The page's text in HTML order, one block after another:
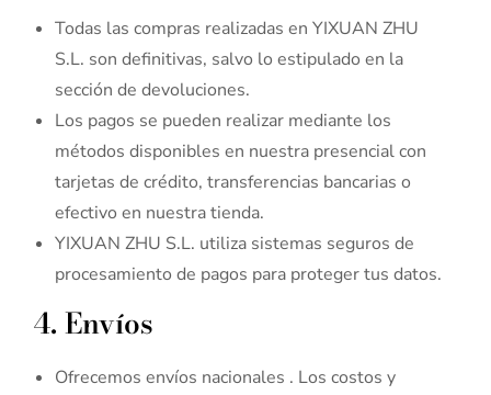
Todas las compras realizadas en YIXUAN ZHU
S.L. son definitivas, salvo lo estipulado en la
sección de devoluciones.
Los pagos se pueden realizar mediante los
métodos disponibles en nuestra presencial con
tarjetas de crédito, transferencias bancarias o
efectivo en nuestra tienda.
YIXUAN ZHU S.L. utiliza sistemas seguros de
procesamiento de pagos para proteger tus datos.
4. Envíos
Ofrecemos envíos nacionales . Los costos y